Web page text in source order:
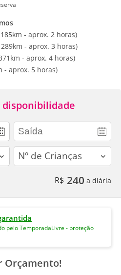
185km - aprox. 2 horas)
289km - aprox. 3 horas)
- aprox. 4 horas)
- aprox. 5 horas)
disponibilidade
children
R$ 240 a diária
pelo TemporadaLivre - proteção
Orçamento!